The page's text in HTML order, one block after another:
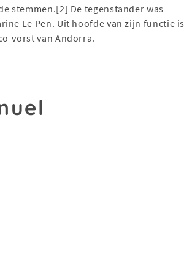
stemmen.[2] De tegenstander was
Le Pen. Uit hoofde van zijn functie is
vorst van Andorra.